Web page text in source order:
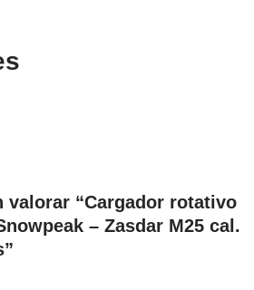
valorar “Cargador rotativo
– Zasdar M25 cal.